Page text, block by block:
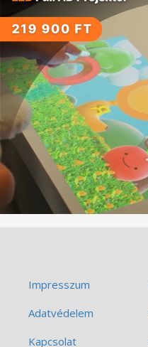
Impresszum
Adatvédelem
Kapcsolat